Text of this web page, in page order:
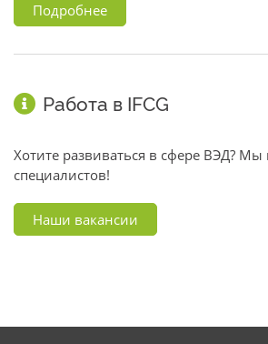
Подробнее
Работа в IFCG
Хотите развиваться в сфере ВЭД?
специалистов!
Наши вакансии